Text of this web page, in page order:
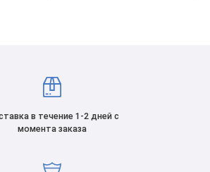
в течение 1-2 дней с
момента заказа